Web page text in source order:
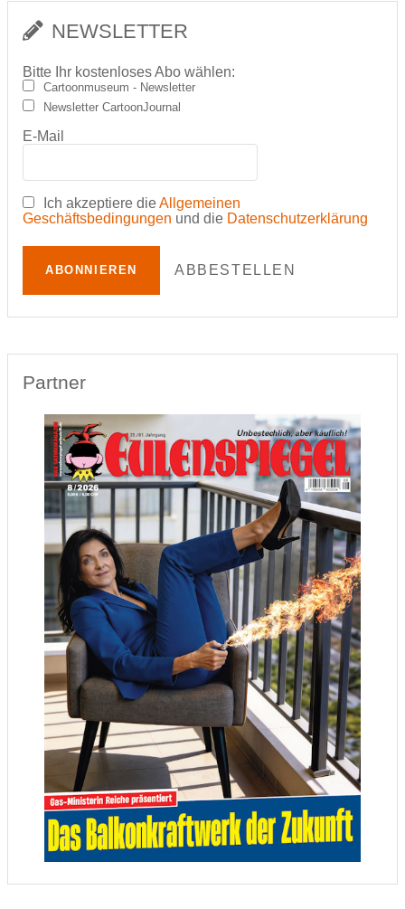
NEWSLETTER
Bitte Ihr kostenloses Abo wählen:
Cartoonmuseum - Newsletter
Newsletter CartoonJournal
E-Mail
Ich akzeptiere dieAllgemeinen
Geschäftsbedingungen und die Datenschutzerklärung
ABONNIEREN ABBESTELLEN
Partner